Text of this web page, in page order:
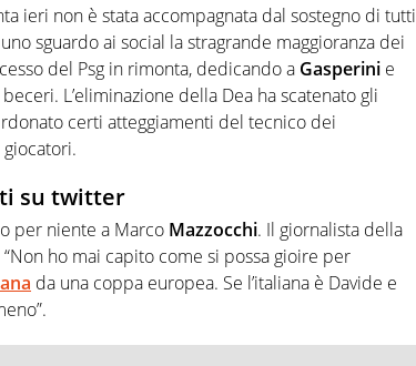
ieri non è stata accompagnata dal sostegno di tutti
sguardo ai social la stragrande maggioranza dei
del Psg in rimonta, dedicando a Gasperini e
L’eliminazione della Dea ha scatenato gli
certi atteggiamenti del tecnico dei
su twitter
per niente a Marco Mazzocchi. Il giornalista della
ho mai capito come si possa gioire per
da una coppa europea. Se l’italiana è Davide e